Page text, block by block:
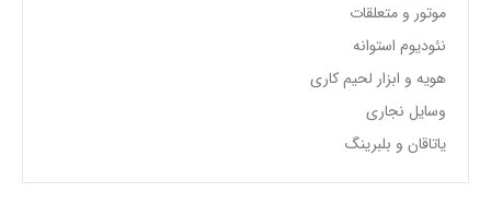
موتور و متعلقات
نئودیوم استوانه
هویه و ابزار لحیم کاری
وسایل نجاری
یاتاقان و بلبرینگ